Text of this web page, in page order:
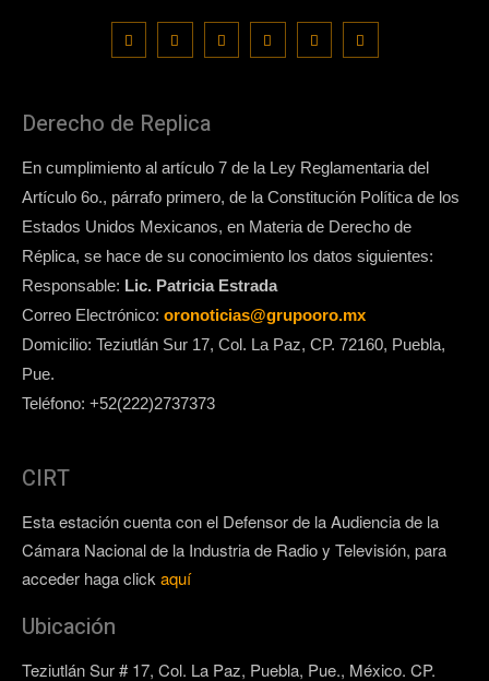
Derecho de Replica
En cumplimiento al artículo 7 de la Ley Reglamentaria del
Artículo 6o., párrafo primero, de la Constitución Política de los
Estados Unidos Mexicanos, en Materia de Derecho de
Réplica, se hace de su conocimiento los datos siguientes:
Responsable: Lic. Patricia Estrada
Correo Electrónico: oronoticias@grupooro.mx
Domicilio: Teziutlán Sur 17, Col. La Paz, CP. 72160, Puebla,
Pue.
Teléfono: +52(222)2737373
CIRT
Esta estación cuenta con el Defensor de la Audiencia de la
Cámara Nacional de la Industria de Radio y Televisión, para
acceder haga click aquí
Ubicación
Teziutlán Sur # 17, Col. La Paz, Puebla, Pue., México. CP.